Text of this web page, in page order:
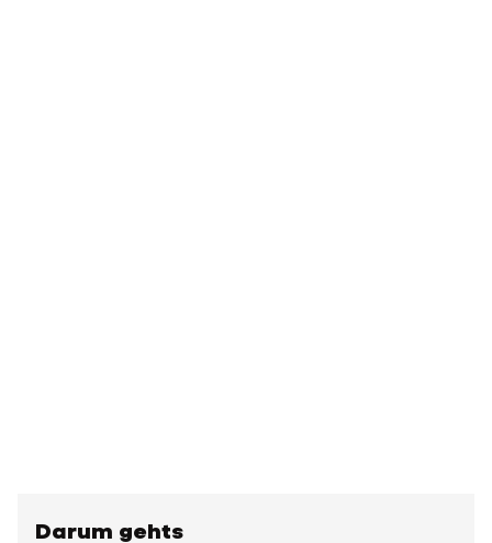
Darum gehts